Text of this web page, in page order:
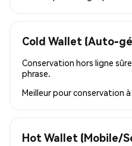
Cold Wallet (Auto-
Conservation hors ligne
phrase.
Meilleur pourconservation
Hot Wallet (Mobile/